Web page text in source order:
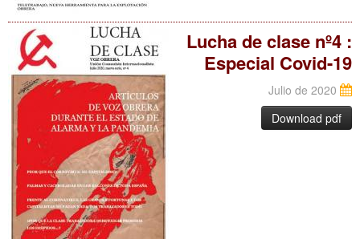
Lucha de clase nº4 :
Especial Covid-19
Download pdf